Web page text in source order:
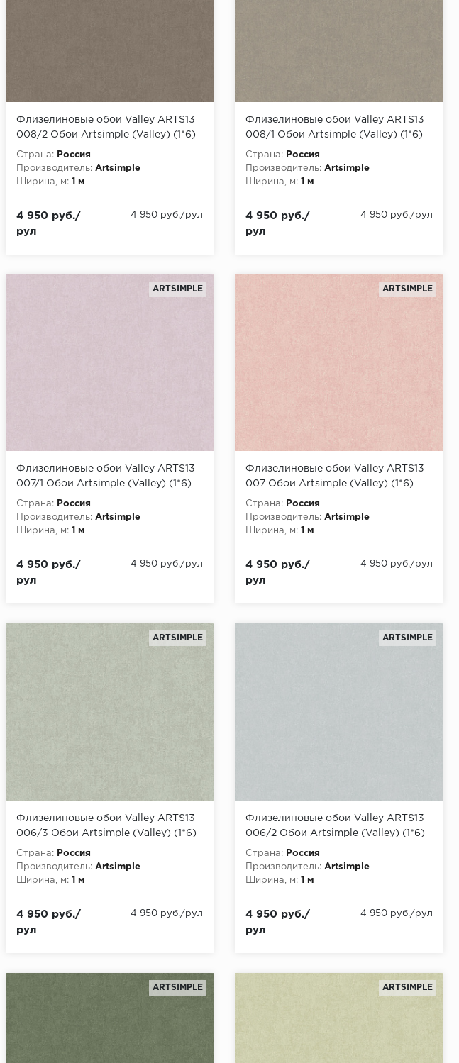
Флизелиновые обои Valley ARTS13
008/2 Обои Artsimple (Valley) (1*6)
10,05x1,00 флизелин
Страна:
Россия
Производитель: Artsimple
Ширина, м: 1 м
4 950 руб./
рул
4 950 руб./рул
Флизелиновые обои Valley ARTS13
008/1 Обои Artsimple (Valley) (1*6)
10,05x1,00 флизелин
Страна:
Россия
Производитель: Artsimple
Ширина, м: 1 м
4 950 руб./
рул
4 950 руб./рул
ARTSIMPLE
Флизелиновые обои Valley ARTS13
007/1 Обои Artsimple (Valley) (1*6)
10,05x1,00 флизелин
Страна:
Россия
Производитель: Artsimple
Ширина, м: 1 м
4 950 руб./
рул
4 950 руб./рул
ARTSIMPLE
Флизелиновые обои Valley ARTS13
007 Обои Artsimple (Valley) (1*6)
10,05x1,00 флизелин
Страна:
Россия
Производитель: Artsimple
Ширина, м: 1 м
4 950 руб./
рул
4 950 руб./рул
ARTSIMPLE
Флизелиновые обои Valley ARTS13
006/3 Обои Artsimple (Valley) (1*6)
10,05x1,00 флизелин
Страна:
Россия
Производитель: Artsimple
Ширина, м: 1 м
4 950 руб./
рул
4 950 руб./рул
ARTSIMPLE
Флизелиновые обои Valley ARTS13
006/2 Обои Artsimple (Valley) (1*6)
10,05x1,00 флизелин
Страна:
Россия
Производитель: Artsimple
Ширина, м: 1 м
4 950 руб./
рул
4 950 руб./рул
ARTSIMPLE ARTSIMPLE